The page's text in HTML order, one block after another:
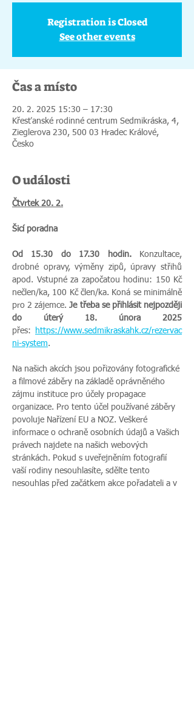
Registration is Closed
See other events
Čas a místo
20. 2. 2025 15:30 – 17:30
Křesťanské rodinné centrum Sedmikráska, 4,
Zieglerova 230, 500 03 Hradec Králové,
Česko
O události
Čtvrtek 20. 2.
Šicí poradna
Od 15.30 do 17.30 hodin. Konzultace,
drobné opravy, výměny zipů, úpravy střihů
apod. Vstupné za započatou hodinu: 150 Kč
nečlen/ka, 100 Kč člen/ka. Koná se minimálně
pro 2 zájemce. Je třeba se přihlásit nejpozději
přes:
https://www.sedmikraskahk.cz/rezervac
ni-system.
Na našich akcích jsou pořizovány fotografické
a filmové záběry na základě oprávněného
zájmu instituce pro účely propagace
organizace. Pro tento účel používané záběry
povoluje Nařízení EU a NOZ. Veškeré
informace o ochraně osobních údajů a Vašich
právech najdete na našich webových
stránkách. Pokud s uveřejněním fotografií
vaší rodiny nesouhlasíte, sdělte tento
nesouhlas před začátkem akce pořadateli a v